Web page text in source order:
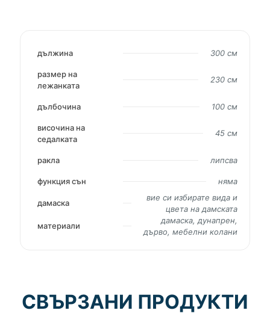
дължина 300 см
размер на
лежанката
230 см
дълбочина 100 см
височина на
седалката
45 см
ракла липсва
функция сън няма
дамаска
вие си избирате вида и
цвета на дамската
материали
дамаска, дунапрен,
дърво, мебелни колани
СВЪРЗАНИ ПРОДУКТИ